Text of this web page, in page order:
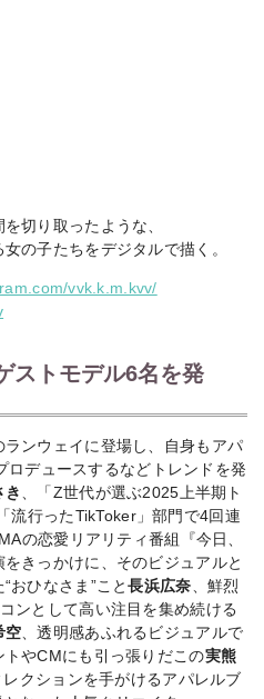
切り取ったような、
の子たちをデジタルで描く。
vvk.k.m.kvv/
ストモデル6名を発
ンウェイに登場し、自身もアパ
ロデュースするなどトレンドを発
き
、「Z世代が選ぶ2025上半期ト
流行ったTikToker」部門で4回連
の恋愛リアリティ番組『今日、
きっかけに、そのビジュアルと
おひなさま”こと長浜広奈 、鮮烈
ンとして高い注目を集め続ける
空 、透明感あふれるビジュアルで
やCMにも引っ張りだこの実熊
クションを手がけるアパレルブ